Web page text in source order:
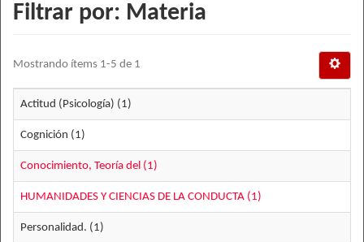
Filtrar por: Materia
Mostrando ítems 1-5 de 1
Actitud (Psicología) (1)
Cognición (1)
Conocimiento, Teoría del (1)
HUMANIDADES Y CIENCIAS DE LA CONDUCTA (1)
Personalidad. (1)